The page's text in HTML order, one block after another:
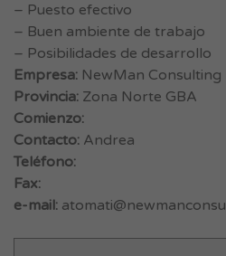
– Puesto efectivo
– Buen ambiente de trabajo
– Posibilidades de desarrollo
Empresa: NewMan Consulting
Provincia: Zona Norte GBA
Comienzo:
Contacto: Andrea
Teléfono:
Fax:
e-mail: